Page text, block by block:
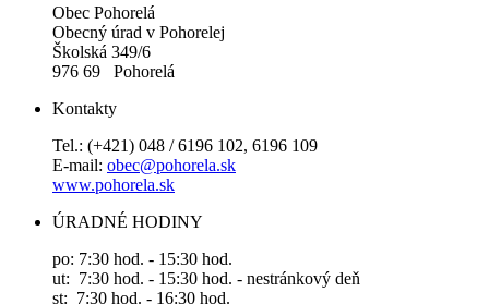
Obec Pohorelá
Obecný úrad v Pohorelej
Školská 349/6
976 69 Pohorelá
Kontakty
Tel.: (+421) 048 / 6196 102, 6196 109
E-mail: obec@pohorela.sk
www.pohorela.sk
ÚRADNÉ HODINY
po: 7:30 hod. - 15:30 hod.
ut: 7:30 hod. - 15:30 hod. - nestránkový deň
st: 7:30 hod. - 16:30 hod.